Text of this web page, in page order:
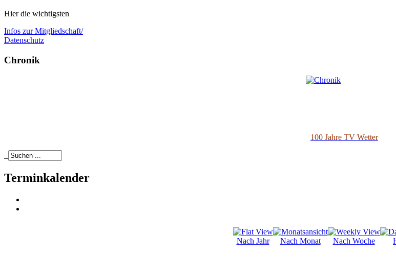
Hier die wichtigsten
Infos zur Mitgliedschaft/
Datenschutz
Chronik
100 Jahre TV Wetter
Terminkalender
Nach Jahr Nach Monat Nach Woche